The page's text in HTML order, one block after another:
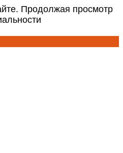
Продолжая просмотр